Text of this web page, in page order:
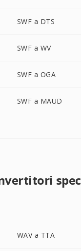
SWF a DTS
SWF a WV
SWF a OGA
SWF a MAUD
WAV a TTA